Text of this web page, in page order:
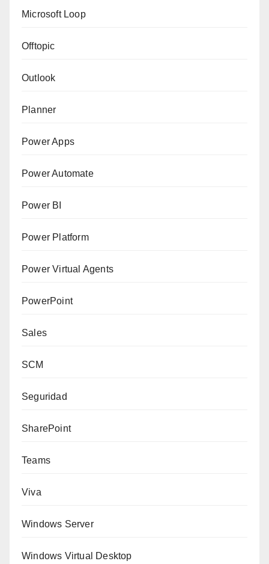
Microsoft Loop
Offtopic
Outlook
Planner
Power Apps
Power Automate
Power BI
Power Platform
Power Virtual Agents
PowerPoint
Sales
SCM
Seguridad
SharePoint
Teams
Viva
Windows Server
Windows Virtual Desktop